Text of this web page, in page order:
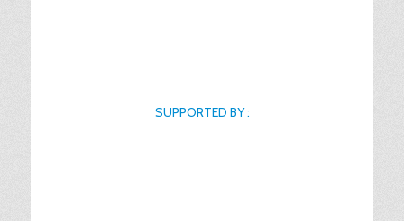
SUPPORTED BY :